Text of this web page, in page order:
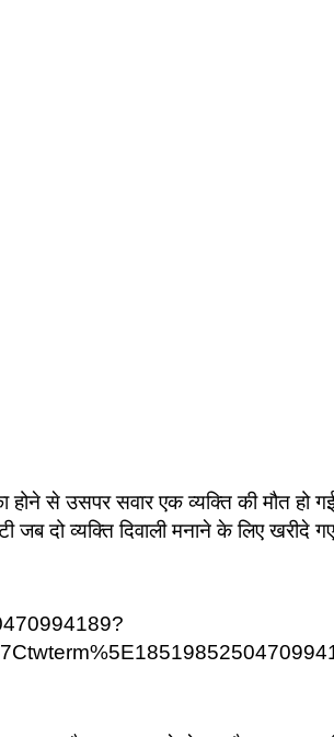
से उसपर सवार एक व्यक्ति की मौत हो
दो व्यक्ति दिवाली मनाने के लिए खरीदे गए